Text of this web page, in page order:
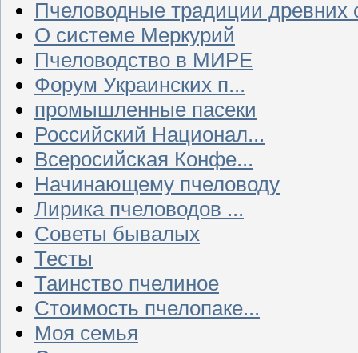
Пчеловодные традиции древних
О системе Меркурий
Пчеловодство в МИРЕ
Форум Украинских п...
промышленные пасеки
Российский Национал...
Всеросийская Конфе...
Начинающему пчеловоду
Лирика пчеловодов ...
Советы бывалых
Тесты
Таинство пчелиное
Стоимость пчелопаке...
Моя семья